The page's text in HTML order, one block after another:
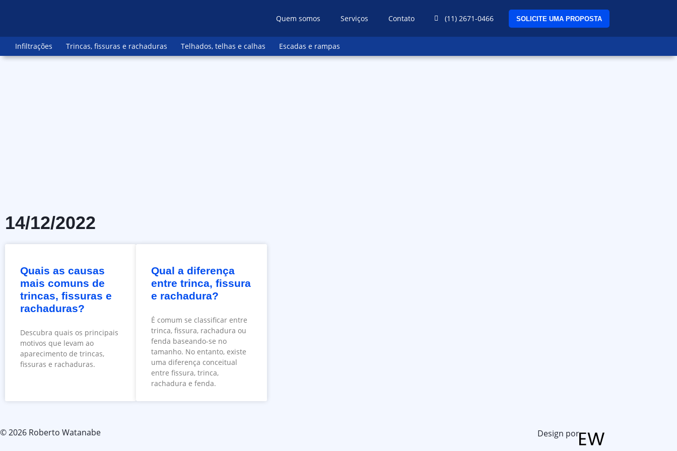
Quem somos Serviços Contato (11) 2671-0466​ SOLICITE UMA PROPOSTA
Infiltrações Trincas, fissuras e rachaduras Telhados, telhas e calhas Escadas e rampas
14/12/2022
Quais as causas
mais comuns de
trincas, fissuras e
rachaduras?
Descubra quais os principais
motivos que levam ao
aparecimento de trincas,
fissuras e rachaduras.
Qual a diferença
entre trinca, fissura
e rachadura?
É comum se classificar entre
trinca, fissura, rachadura ou
fenda baseando-se no
tamanho. No entanto, existe
uma diferença conceitual
entre fissura, trinca,
rachadura e fenda.
© 2026 Roberto Watanabe Design por